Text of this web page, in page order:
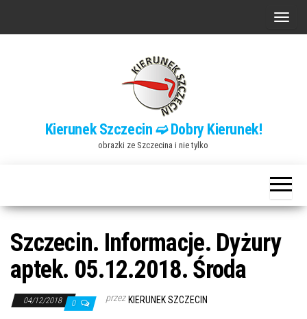
P
n
a
w
Kierunek Szczecin ➫ Dobry Kierunek!
obrazki ze Szczecina i nie tylko
Szczecin. Informacje. Dyżury
aptek. 05.12.2018. Środa
04/12/2018 0 przez KIERUNEK SZCZECIN